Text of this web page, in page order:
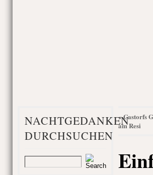
NACHTGEDANKEN
DURCHSUCHEN
«Castorfs
am Resi